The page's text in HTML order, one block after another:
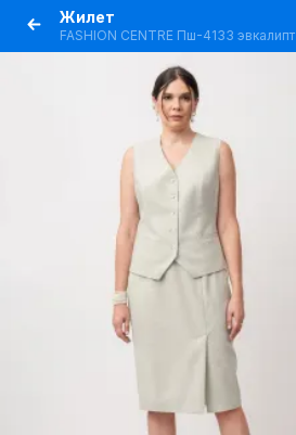
Жилет
FASHION CENTRE Пш-4133 эвкалипт